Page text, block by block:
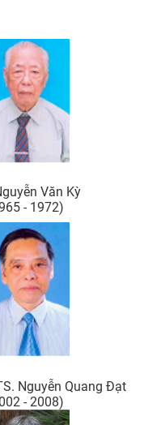
Văn Kỳ
- 1972)
Nguyễn Quang Đạt
- 2008)